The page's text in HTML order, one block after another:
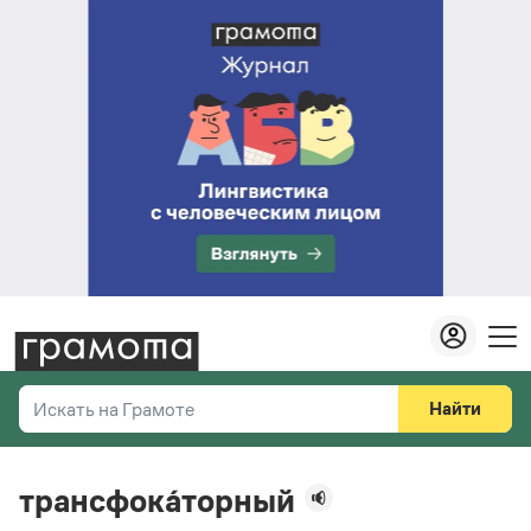
Искать на Грамоте
Справочная служба
Найти
трансфока́торный